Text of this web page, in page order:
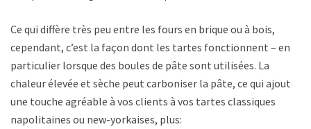
Ce qui diffère très peu entre les fours en brique ou à bois,
cependant, c’est la façon dont les tartes fonctionnent – en
particulier lorsque des boules de pâte sont utilisées. La
chaleur élevée et sèche peut carboniser la pâte, ce qui ajoute
une touche agréable à vos clients à vos tartes classiques
napolitaines ou new-yorkaises, plus: